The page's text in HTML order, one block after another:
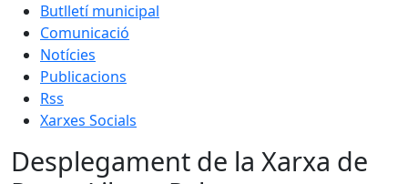
Butlletí municipal
Comunicació
Notícies
Publicacions
Rss
Xarxes Socials
Desplegament de la Xarxa de